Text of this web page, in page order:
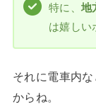
特に、地
は嬉しい
それに電車内
からね。